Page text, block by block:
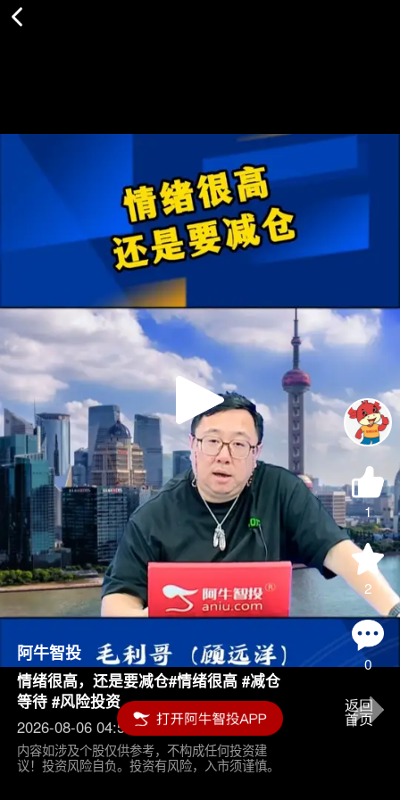
Play
Video
1
2
0
阿牛智投
情绪很高，还是要减仓#情绪很高 #减仓
等待 #风险投资
2026-08-06 04:55
内容如涉及个股仅供参考，不构成任何投资建
议！投资风险自负。投资有风险，入市须谨慎。